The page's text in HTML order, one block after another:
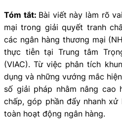
Tóm tắt: Bài viết này làm rõ
mại trong giải quyết tranh
các ngân hàng thương mại
thực tiễn tại Trung tâm
(VIAC). Từ việc phân tích
dụng và những vướng mắc
số giải pháp nhằm nâng cao
chấp, góp phần đẩy nhanh
toàn hoạt động ngân hàng.